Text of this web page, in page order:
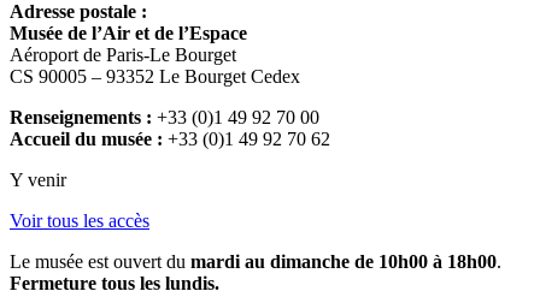
Adresse postale :
Musée de l’Air et de l’Espace
Aéroport de Paris-Le Bourget
CS 90005 – 93352 Le Bourget Cedex
Renseignements : +33 (0)1 49 92 70 00
Accueil du musée : +33 (0)1 49 92 70 62
Y venir
Voir tous les accès
Le musée est ouvert du mardi au dimanche de 10h00 à 18h00.
Fermeture tous les lundis.